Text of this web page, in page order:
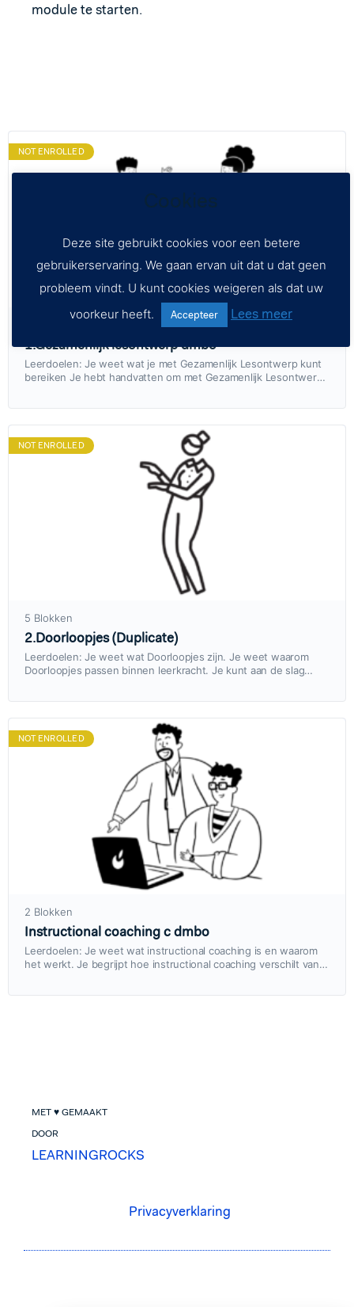
module te starten.
NOT ENROLLED
1.Gezamenlijk lesontwerp dmbo
Leerdoelen: Je weet wat je met Gezamenlijk Lesontwerp kunt
bereiken Je hebt handvatten om met Gezamenlijk Lesontwerp
NOT ENROLLED
5 Blokken
2.Doorloopjes (Duplicate)
Leerdoelen: Je weet wat Doorloopjes zijn. Je weet waarom
Doorloopjes passen binnen leerkracht. Je kunt aan de slag
NOT ENROLLED
2 Blokken
Instructional coaching c dmbo
Leerdoelen: Je weet wat instructional coaching is en waarom
het werkt. Je begrijpt hoe instructional coaching verschilt van
MET ♥ GEMAAKT
DOOR
LEARNINGROCKS
Privacyverklaring
Cookies
Deze site gebruikt cookies voor een betere
gebruikerservaring. We gaan ervan uit dat u dat geen
probleem vindt. U kunt cookies weigeren als dat uw
voorkeur heeft.
Accepteer Lees meer